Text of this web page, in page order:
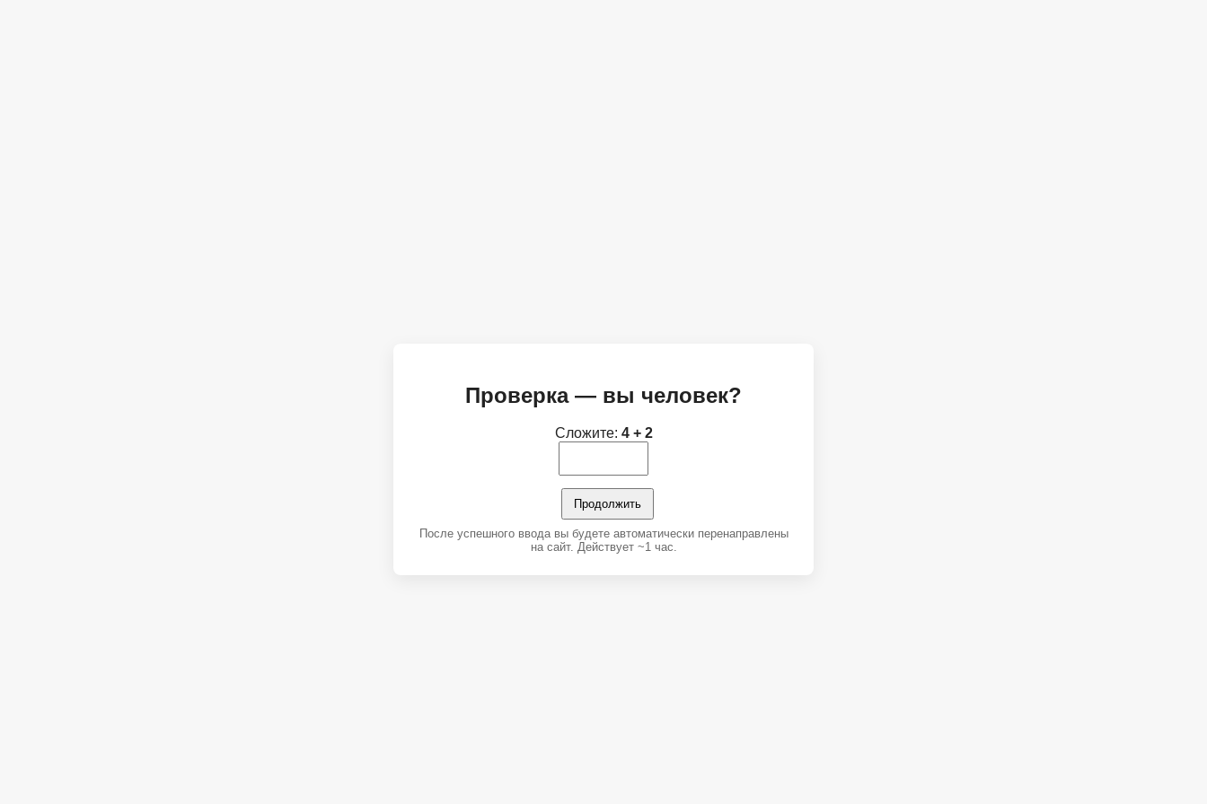
Проверка — вы человек?
Сложите: 4 + 2
Продолжить
После успешного ввода вы будете автоматически перенаправлены
на сайт. Действует ~1 час.